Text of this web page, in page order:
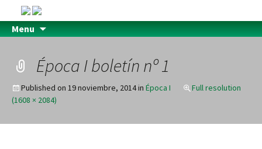
Menu
Época I boletín nº 1
Published on 19 noviembre, 2014in Época I
Full resolution
(1608 × 2084)